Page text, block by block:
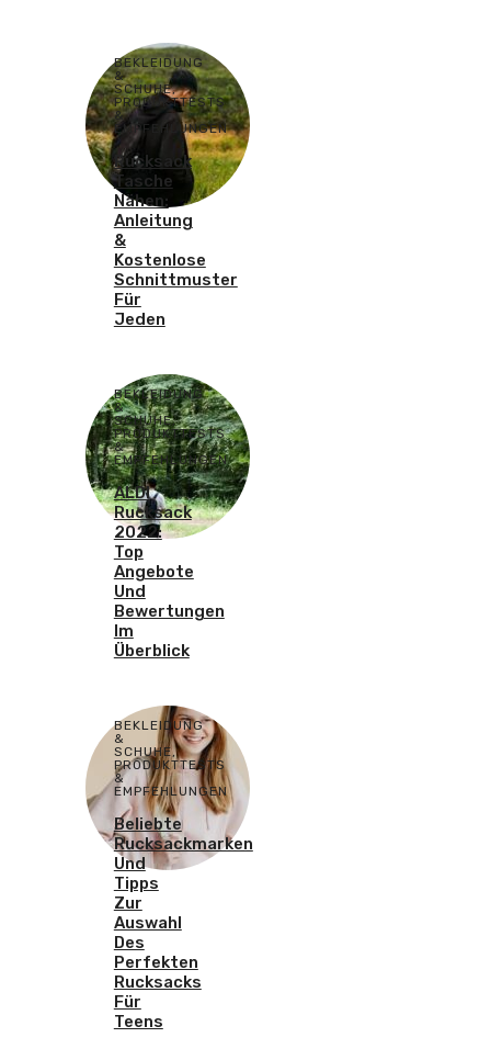
BEKLEIDUNG
&
SCHUHE,
PRODUKTTESTS
&
EMPFEHLUNGEN
Rucksack
Tasche
Nähen:
Anleitung
&
Kostenlose
Schnittmuster
Für
Jeden
BEKLEIDUNG
&
SCHUHE,
PRODUKTTESTS
&
EMPFEHLUNGEN
ALDI
Rucksack
2022:
Top
Angebote
Und
Bewertungen
Im
Überblick
BEKLEIDUNG
&
SCHUHE,
PRODUKTTESTS
&
EMPFEHLUNGEN
Beliebte
Rucksackmarken
Und
Tipps
Zur
Auswahl
Des
Perfekten
Rucksacks
Für
Teens